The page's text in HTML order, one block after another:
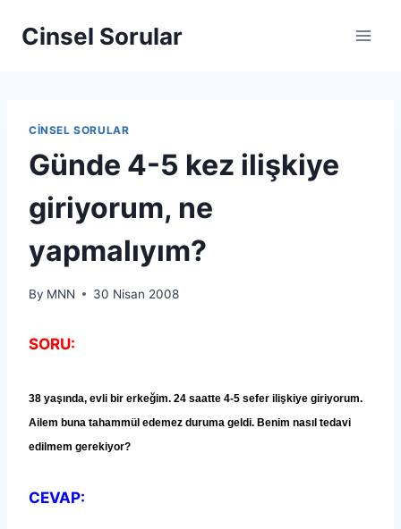
Cinsel Sorular
CINSEL SORULAR
Günde 4-5 kez ilişkiye
giriyorum, ne
yapmalıyım?
By MNN 30 Nisan 2008
SORU:
38 yaşında, evli bir erkeğim. 24 saatte 4-5 sefer ilişkiye giriyorum.
Ailem buna tahammül edemez duruma geldi. Benim nasıl tedavi
edilmem gerekiyor?
CEVAP: